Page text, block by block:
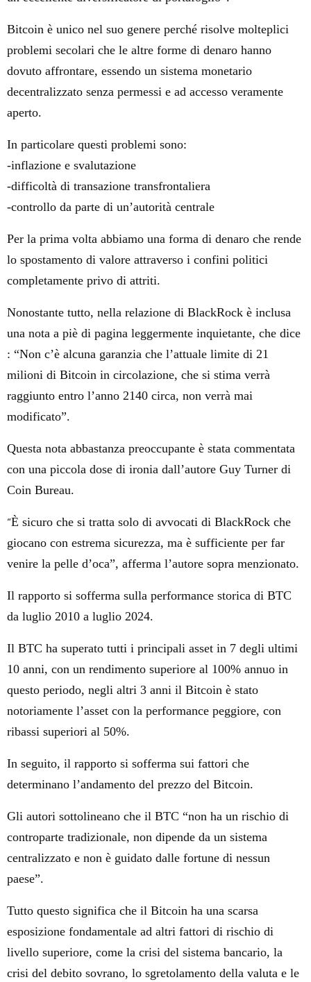
Bitcoin è unico nel suo genere perché risolve molteplici
problemi secolari che le altre forme di denaro hanno
dovuto affrontare, essendo un sistema monetario
decentralizzato senza permessi e ad accesso veramente
aperto.
In particolare questi problemi sono:
-inflazione e svalutazione
-difficoltà di transazione transfrontaliera
-controllo da parte di un’autorità centrale
Per la prima volta abbiamo una forma di denaro che rende
lo spostamento di valore attraverso i confini politici
completamente privo di attriti.
Nonostante tutto, nella relazione di BlackRock è inclusa
una nota a piè di pagina leggermente inquietante, che dice
: “Non c’è alcuna garanzia che l’attuale limite di 21
milioni di Bitcoin in circolazione, che si stima verrà
raggiunto entro l’anno 2140 circa, non verrà mai
modificato”.
Questa nota abbastanza preoccupante è stata commentata
con una piccola dose di ironia dall’autore Guy Turner di
Coin Bureau.
“È sicuro che si tratta solo di avvocati di BlackRock che
giocano con estrema sicurezza, ma è sufficiente per far
venire la pelle d’oca”, afferma l’autore sopra menzionato.
Il rapporto si sofferma sulla performance storica di BTC
da luglio 2010 a luglio 2024.
Il BTC ha superato tutti i principali asset in 7 degli ultimi
10 anni, con un rendimento superiore al 100% annuo in
questo periodo, negli altri 3 anni il Bitcoin è stato
notoriamente l’asset con la performance peggiore, con
ribassi superiori al 50%.
In seguito, il rapporto si sofferma sui fattori che
determinano l’andamento del prezzo del Bitcoin.
Gli autori sottolineano che il BTC “non ha un rischio di
controparte tradizionale, non dipende da un sistema
centralizzato e non è guidato dalle fortune di nessun
paese”.
Tutto questo significa che il Bitcoin ha una scarsa
esposizione fondamentale ad altri fattori di rischio di
livello superiore, come la crisi del sistema bancario, la
crisi del debito sovrano, lo sgretolamento della valuta e le